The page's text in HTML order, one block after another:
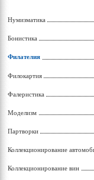
Нумизматика
Бонистика
Филателия
Филокартия
Фалеристика
Моделизм
Партворки
Коллекционирование
Коллекционирование вин